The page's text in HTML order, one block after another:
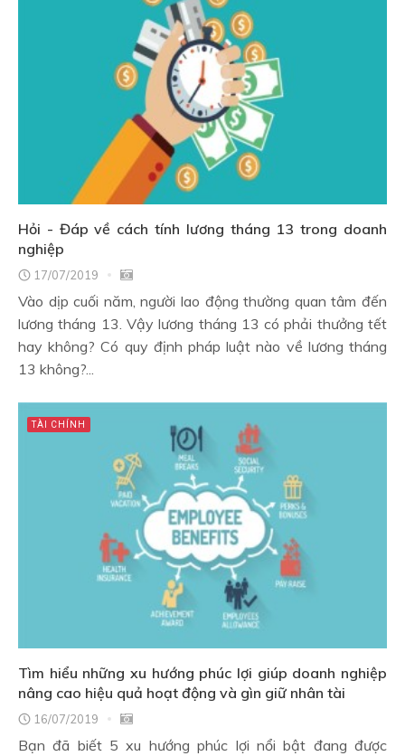
Hỏi - Đáp về cách tính lương tháng 13 trong doanh
nghiệp
17/07/2019
Vào dịp cuối năm, người lao động thường quan tâm đến
lương tháng 13. Vậy lương tháng 13 có phải thưởng tết
hay không? Có quy định pháp luật nào về lương tháng
13 không?...
TÀI CHÍNH
Tìm hiểu những xu hướng phúc lợi giúp doanh nghiệp
nâng cao hiệu quả hoạt động và gìn giữ nhân tài
16/07/2019
Bạn đã biết 5 xu hướng phúc lợi nổi bật đang được